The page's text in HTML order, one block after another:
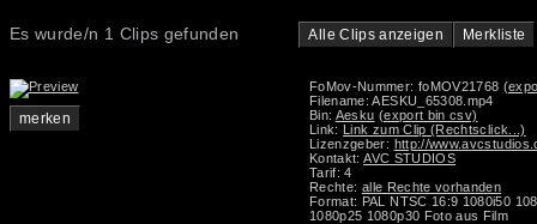
Es wurde/n 1 Clips gefunden Alle Clips anzeigen Merkliste
merken
FoMov-Nummer: foMOV21768
Filename: AESKU_65308.mp4
Bin: Aesku (export bin csv)
Link: Link zum Clip (Rechtsclick...)
Lizenzgeber: http://
Kontakt:AVC STUDIOS
Tarif: 4
Rechte: alle Rechte vorhanden
Format: PAL NTSC 16:9 1080i50
1080p25 1080p30 Foto aus Film